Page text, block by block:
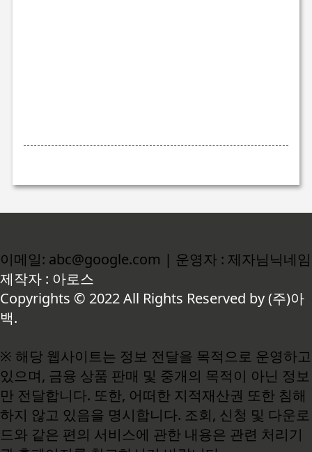
이메일: abc@google.com | 운영자 : 제자님닉네임
제작자 : 아로스
Copyrights © 2022 All Rights Reserved by (주)아
백.
※ 해당 웹사이트는 정보 전달을 목적으로 운영하고
있으며, 금융 상품 판매 및 중개의 목적이 아닌 정보
만 전달합니다. 또한, 어떠한 지적재산권 또한 침해
하지 않고 있음을 명시합니다. 조회, 신청 및 다운로
드와 같은 편의 서비스에 관한 내용은 관련 처리기